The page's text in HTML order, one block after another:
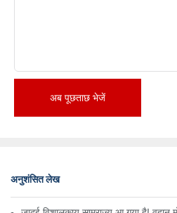
अब पूछताछ भेजें
अनुशंसित लेख